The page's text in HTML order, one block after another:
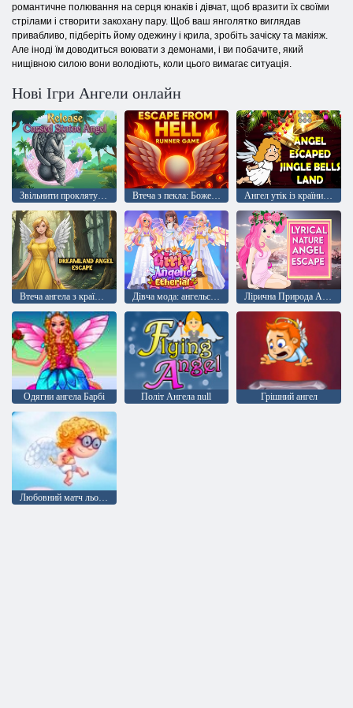
романтичне полювання на серця юнаків і дівчат, щоб вразити їх своїми
стрілами і створити закохану пару. Щоб ваш янголятко виглядав
привабливо, підберіть йому одежину і крила, зробіть зачіску та макіяж.
Але іноді їм доводиться воювати з демонами, і ви побачите, який
нищівною силою вони володіють, коли цього вимагає ситуація.
Нові Ігри Ангели онлайн
Звільнити прокляту статую ангела Втеча з пекла: Божевільний бігун Ангел утік із країни дзвіночків
Втеча ангела з країни мрій Дівча мода: ангельський стиль Лірична Природа Ангел Втеча
Одягни ангела Барбі Політ Ангела null Грішний ангел
Любовний матч льодяника